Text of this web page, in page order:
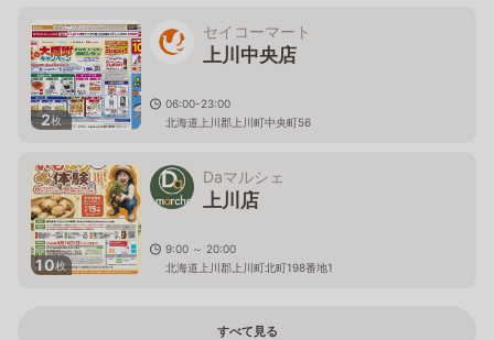
2枚
セイコーマート
上川中央店
06:00-23:00
北海道上川郡上川町中央町56
10枚
Daマルシェ
上川店
9:00 ～ 20:00
北海道上川郡上川町北町198番地1
すべて見る